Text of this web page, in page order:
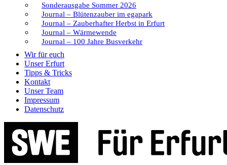
Sonderausgabe Sommer 2026
Journal – Blütenzauber im egapark
Journal – Zauberhafter Herbst in Erfurt
Journal – Wärmewende
Journal – 100 Jahre Busverkehr
Wir für euch
Unser Erfurt
Tipps & Tricks
Kontakt
Unser Team
Impressum
Datenschutz